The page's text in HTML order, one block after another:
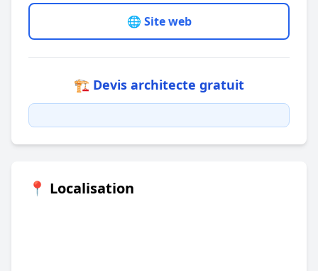
🌐 Site web
🏗️ Devis architecte gratuit
📍 Localisation